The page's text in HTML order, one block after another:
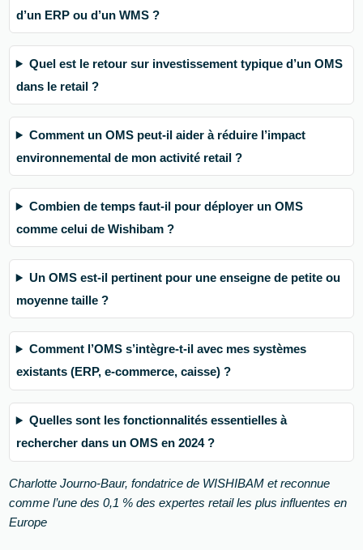
d’un ERP ou d’un WMS ?
Quel est le retour sur investissement typique d’un OMS
dans le retail ?
Comment un OMS peut-il aider à réduire l’impact
environnemental de mon activité retail ?
Combien de temps faut-il pour déployer un OMS
comme celui de Wishibam ?
Un OMS est-il pertinent pour une enseigne de petite ou
moyenne taille ?
Comment l’OMS s’intègre-t-il avec mes systèmes
existants (ERP, e-commerce, caisse) ?
Quelles sont les fonctionnalités essentielles à
rechercher dans un OMS en 2024 ?
Charlotte Journo-Baur, fondatrice de WISHIBAM et reconnue
comme l’une des 0,1 % des expertes retail les plus influentes en
Europe